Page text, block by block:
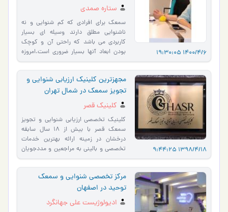
1400/4/6 19:30:05
ستاره صمدی
سمعک برای افرادی که کم شنوایی و نه
ناشنوایی مطلق دارند وسیله ای بسیار
کاربردی می باشد که راحتی آن و کوچک
بودن ابعاد آنها بسیار ضروری است.امروزه
علاوه بر این موارد بسی�…
1398/4/18 9:44:25
مجهزترین کلینیک ارزیابی شنوایی و
تجویز سمعک در شمال تهران
کلینیک قصر
کلینیک تخصصی ارزیابی شنوایی و تجویز
سمعک قصر با بیش از 18 سال سابقه
درخشان در زمینه ارائه بهترین خدمات
تخصصی و بالینی به مراجعین و مددجویان
کم شنوا مشغول به فعالیت می �…
مرکز تخصصی شنوایی و سمعک
توحید در اصفهان
ادیولوژیست علی جهانگرد